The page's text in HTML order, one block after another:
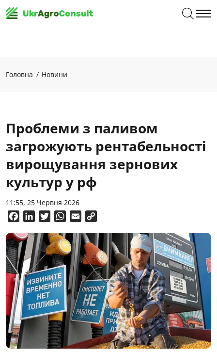
Головна Новини
Проблеми з паливом
загрожують рентабельності
вирощування зернових
культур у рф
11:55, 25 Червня 2026
FacebookLinkedInTwitterWhatsApp
Email